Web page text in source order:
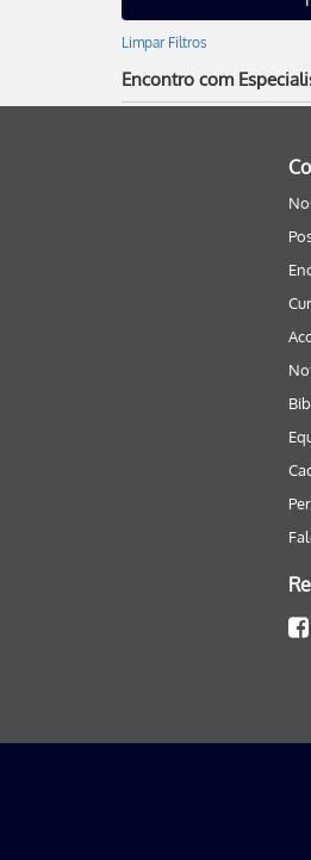
Limpar Filtros
Encontro com